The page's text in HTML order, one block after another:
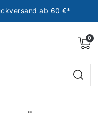
ab 60 €*